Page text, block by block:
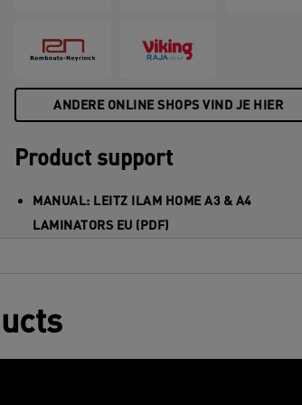
ANDERE ONLINE SHOPS VIND JE HIER
Product support
MANUAL: LEITZ ILAM HOME A3 & A4
LAMINATORS EU (PDF)